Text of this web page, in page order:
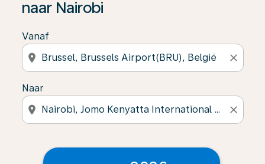
naar Nairobi
Vanaf
location_on close
Naar
location_on close